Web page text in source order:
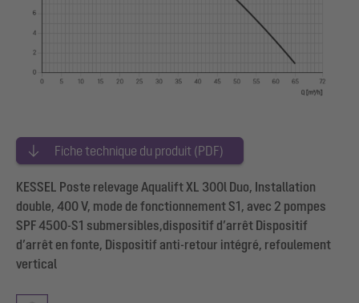
Fiche technique du produit (PDF)
KESSEL Poste relevage Aqualift XL 300l Duo, Installation
double, 400 V, mode de fonctionnement S1, avec 2 pompes
SPF 4500-S1 submersibles,dispositif d’arrêt Dispositif
d’arrêt en fonte, Dispositif anti-retour intégré, refoulement
vertical